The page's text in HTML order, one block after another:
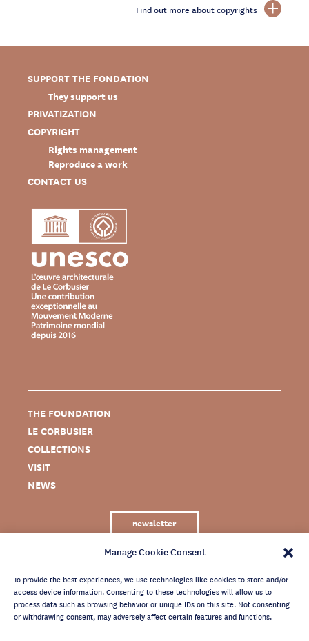
Manage Cookie Consent
To provide the best experiences, we use technologies like cookies to store and/or
access device information. Consenting to these technologies will allow us to
process data such as browsing behavior or unique IDs on this site. Not consenting
or withdrawing consent, may adversely affect certain features and functions.
Find out more about copyrights
SUPPORT THE FONDATION
They support us
PRIVATIZATION
COPYRIGHT
Rights management
Reproduce a work
CONTACT US
THE FOUNDATION
LE CORBUSIER
COLLECTIONS
VISIT
NEWS
newsletter